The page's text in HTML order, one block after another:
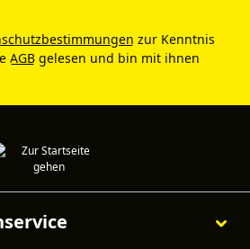
zur Kenntnis
AGB gelesen und bin mit ihnen